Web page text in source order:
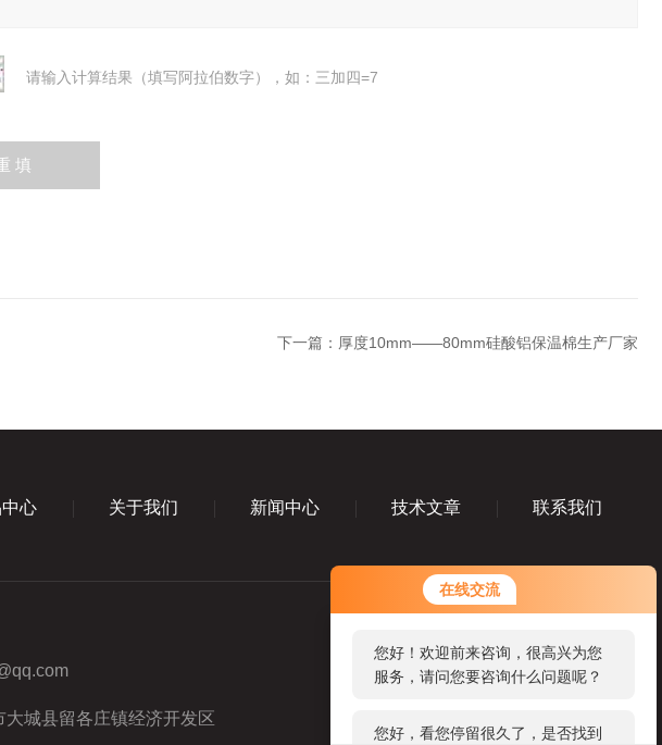
在线交流
您好！欢迎前来咨询，很高兴为您
服务，请问您要咨询什么问题呢？
您好，看您停留很久了，是否找到
了需求产品，您可以直接在线与我
请输入计算结果（填写阿拉伯数字），如：三加四=7
下一篇： 厚度10mm——80mm硅酸铝保温棉生产厂家
心 关于我们 新闻中心 技术文章 联系我们
城县留各庄镇经济开发区